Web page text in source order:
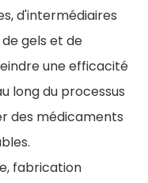
d'intermédiaires
gels et de
une efficacité
long du processus
des médicaments
fabrication